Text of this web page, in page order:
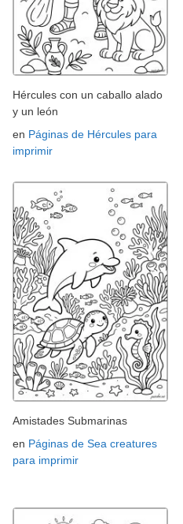
Hércules con un caballo alado
y un león
en Páginas de Hércules para
imprimir
Amistades Submarinas
en Páginas de Sea creatures
para imprimir